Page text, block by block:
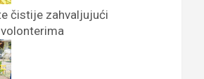
čistije zahvaljujući